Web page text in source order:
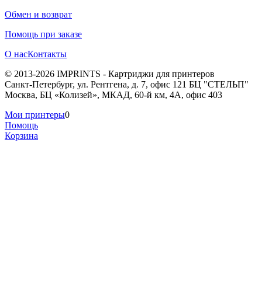
Обмен и возврат
Помощь при заказе
О насКонтакты
© 2013-2026 IMPRINTS - Картриджи для принтеров
Санкт-Петербург, ул. Рентгена, д. 7, офис 121 БЦ "СТЕЛЬП"
Москва, БЦ «Колизей», МКАД, 60-й км, 4А, офис 403
Мои принтеры0
Помощь
Корзина